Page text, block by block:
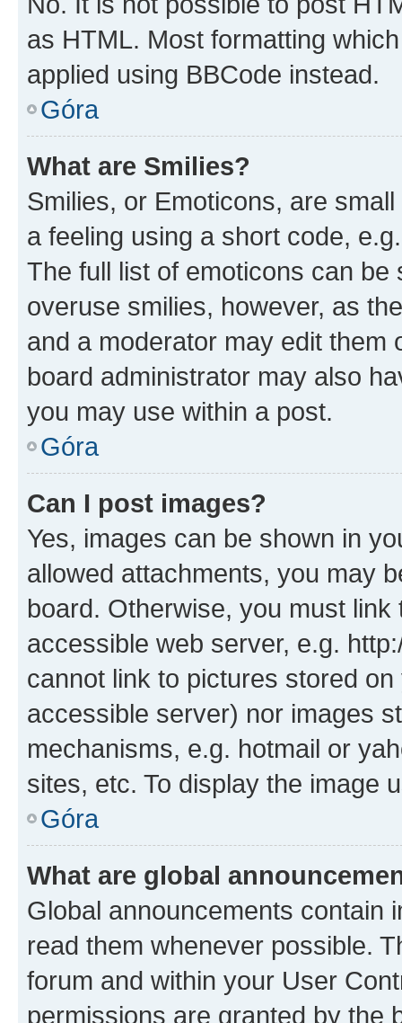
as HTML. Most formatting
applied using BBCode instead.
Góra
What are Smilies?
Smilies, or Emoticons, are
a feeling using a short code,
The full list of emoticons can
overuse smilies, however, as
and a moderator may edit them
board administrator may also
you may use within a post.
Góra
Can I post images?
Yes, images can be shown in
allowed attachments, you may
board. Otherwise, you must
accessible web server, e.g.
cannot link to pictures stored
accessible server) nor images
mechanisms, e.g. hotmail or
sites, etc. To display the image
Góra
What are global
Global announcements contain
read them whenever possible.
forum and within your User
permissions are granted by the